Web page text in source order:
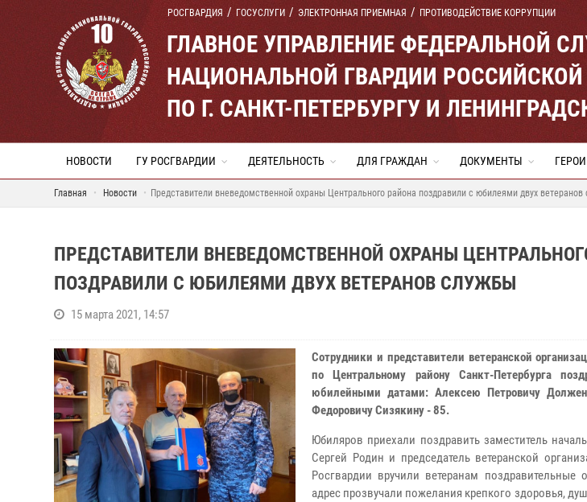
РОСГВАРДИЯ ГОСУСЛУГИ ЭЛЕКТРОННАЯ ПРИЕМНАЯ ПРОТИВОДЕЙСТВИЕ КОРРУПЦИИ
ГЛАВНОЕ УПРАВЛЕНИЕ ФЕДЕРАЛЬНОЙ
НАЦИОНАЛЬНОЙ ГВАРДИИ
ПО Г. САНКТ-ПЕТЕРБУРГУ И
НОВОСТИ ГУ РОСГВАРДИИ ДЕЯТЕЛЬНОСТЬ ДЛЯ ГРАЖДАН ДОКУМЕНТЫ ГЕРОИ
Главная Новости Представители вневедомственной охраны Центрального района поздравили с юбилеями двух ветеранов
ПРЕДСТАВИТЕЛИ ВНЕВЕДОМСТВЕННОЙ ОХРАНЫ
ПОЗДРАВИЛИ С ЮБИЛЕЯМИ ДВУХ ВЕТЕРАНОВ СЛУЖБЫ
15 марта 2021, 14:57
Сотрудники и представители ветеранской
по Центральному району Санкт-Петербурга
юбилейными датами: Алексею Петровичу
Федоровичу Сизякину - 85.
Юбиляров приехали поздравить заместитель
Сергей Родин и председатель ветеранской
Росгвардии вручили ветеранам
адрес прозвучали пожелания крепкого здоровья,